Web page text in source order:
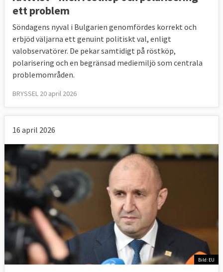
ett problem
Söndagens nyval i Bulgarien genomfördes korrekt och
erbjöd väljarna ett genuint politiskt val, enligt
valobservatörer. De pekar samtidigt på röstköp,
polarisering och en begränsad mediemiljö som centrala
problemområden.
BRYSSEL 20 april 2026
16 april 2026
Bild: EU